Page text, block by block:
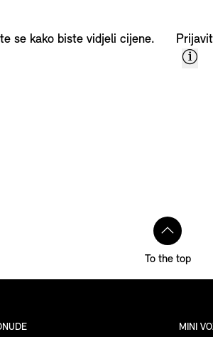
se kako biste vidjeli cijene.